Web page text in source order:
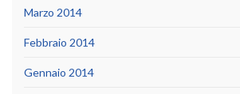
Marzo 2014
Febbraio 2014
Gennaio 2014